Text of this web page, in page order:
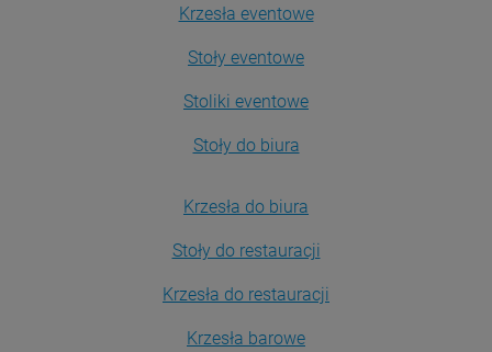
Krzesła eventowe
Stoły eventowe
Stoliki eventowe
Stoły do biura
Krzesła do biura
Stoły do restauracji
Krzesła do restauracji
Krzesła barowe